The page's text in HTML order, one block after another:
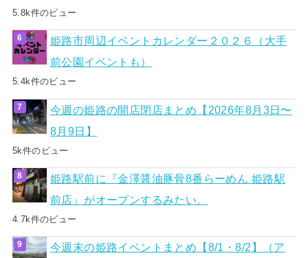
5.8k件のビュー
姫路市周辺イベントカレンダー２０２６（大手
前公園イベントも）
5.4k件のビュー
今週の姫路の開店閉店まとめ【2026年8月3日〜
8月9日】
5k件のビュー
姫路駅前に『金澤醤油豚骨8番らーめん 姫路駅
前店』がオープンするみたい。
4.7k件のビュー
今週末の姫路イベントまとめ【8/1・8/2】（ア